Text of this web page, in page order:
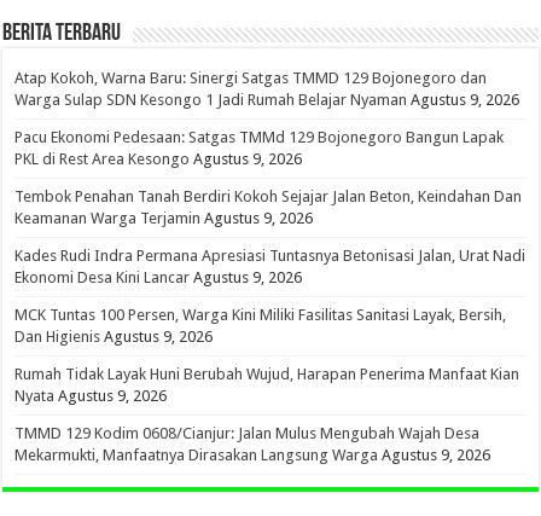
BERITA TERBARU
Atap Kokoh, Warna Baru: Sinergi Satgas TMMD 129 Bojonegoro dan
Warga Sulap SDN Kesongo 1 Jadi Rumah Belajar Nyaman Agustus 9, 2026
Pacu Ekonomi Pedesaan: Satgas TMMd 129 Bojonegoro Bangun Lapak
PKL di Rest Area Kesongo Agustus 9, 2026
Tembok Penahan Tanah Berdiri Kokoh Sejajar Jalan Beton, Keindahan Dan
Keamanan Warga Terjamin Agustus 9, 2026
Kades Rudi Indra Permana Apresiasi Tuntasnya Betonisasi Jalan, Urat Nadi
Ekonomi Desa Kini Lancar Agustus 9, 2026
MCK Tuntas 100 Persen, Warga Kini Miliki Fasilitas Sanitasi Layak, Bersih,
Dan Higienis Agustus 9, 2026
Rumah Tidak Layak Huni Berubah Wujud, Harapan Penerima Manfaat Kian
Nyata Agustus 9, 2026
TMMD 129 Kodim 0608/Cianjur: Jalan Mulus Mengubah Wajah Desa
Mekarmukti, Manfaatnya Dirasakan Langsung Warga Agustus 9, 2026